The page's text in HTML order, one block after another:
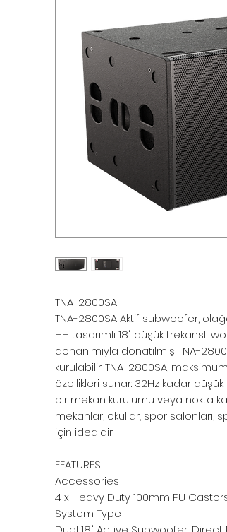
TNA-2800SA
TNA-2800SA Aktif subwoofer,
HH tasarımlı 18" düşük frekanslı
donanımıyla donatılmış TNA-
kurulabilir. TNA-2800SA,
özellikleri sunar: 32Hz kadar
bir mekan kurulumu veya nokta
mekanlar, okullar, spor salonları,
için idealdir.
FEATURES
Accessories
4 x Heavy Duty 100mm PU
System Type